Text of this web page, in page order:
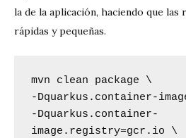
la de la aplicación, haciendo que las
rápidas y pequeñas.
mvn clean package \
-Dquarkus.container-
-Dquarkus.container-
image.registry=gcr.io \